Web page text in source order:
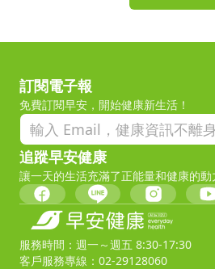
訂閱電子報
免費訂閱早安，開始健康新生活！
追蹤早安健康
讓一天的生活充滿了正能量和健康的動
服務時間：週一～週五 8:30-17:30
客戶服務專線：02-29128060